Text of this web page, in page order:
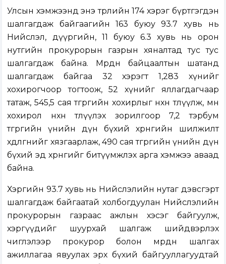
Улсын хэмжээнд энэ төрлийн 174 хэрэг бүртгэгдэн
шалгагдаж байгаагийн 163 буюу 93.7 хувь нь
Нийслэл, дүүргийн, 11 буюу 6.3 хувь нь орон
нутгийн прокурорын газрын хяналтад тус тус
шалгагдаж байна. Мөрдөн байцаалтын шатанд
шалгагдаж байгаа 32 хэрэгт 1,283 хүнийг
хохирогчоор тогтоож, 52 хүнийг яллагдагчаар
татаж, 545,5 сая төгрөгийн хохирлыг нөхөн төлүүлж, мөн
хохирол нөхөн төлүүлэх зорилгоор 7,2 тэрбум
төгрөгийн үнийн дүн бүхий хөрөнгийн шилжилт
хөдөлгөөнийг хязгаарлаж, 490 сая төгрөгийн үнийн дүн
бүхий эд хөрөнгийг битүүмжлэх арга хэмжээ аваад
байна.
Хэргийн 93.7 хувь нь Нийслэлийн нутаг дэвсгэрт
шалгагдаж байгаатай холбогдуулан Нийслэлийн
прокурорын газраас ажлын хэсэг байгуулж,
хэргүүдийг шуурхай шалгаж шийдвэрлэх
чиглэлээр прокурор болон мөрдөн шалгах
ажиллагаа явуулах эрх бүхий байгууллагуудтай